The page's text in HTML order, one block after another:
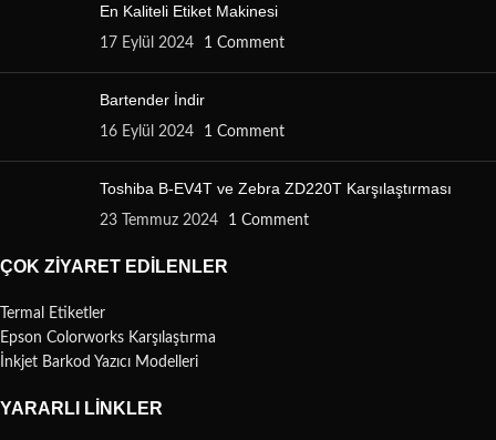
En Kaliteli Etiket Makinesi
17 Eylül 2024 1 Comment
Bartender İndir
16 Eylül 2024 1 Comment
Toshiba B-EV4T ve Zebra ZD220T Karşılaştırması
23 Temmuz 2024 1 Comment
ÇOK ZIYARET EDILENLER
Termal Etiketler
Epson Colorworks Karşılaştırma
İnkjet Barkod Yazıcı Modelleri
YARARLI LINKLER